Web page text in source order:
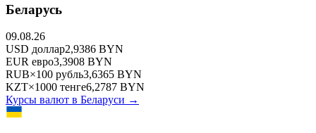
Беларусь
09.08.26
USD доллар2,9386 BYN
EUR евро3,3908 BYN
RUB×100 рубль3,6365 BYN
KZT×1000 тенге6,2787 BYN
Курсы валют в Беларуси →